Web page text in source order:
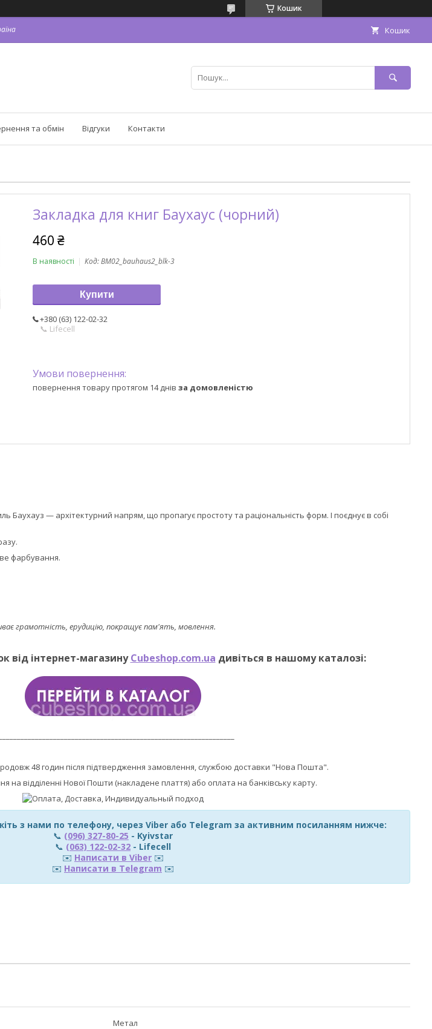
Кошик
Кошик
та обмін Відгуки Контакти
Закладка для книг Баухаус (чорний)
460 ₴
В наявності Код:BM02_bauhaus2_blk-3
Купити
+380 (63) 122-02-32
📞 Lifecell
повернення товару протягом 14 днів за домовленістю
Баухауз — архітектурний напрям, що пропагує простоту та раціональність форм. І поєднує в собі
фарбування.
грамотність, ерудицію, покращує пам'ять, мовлення.
від інтернет-магазинуCubeshop.com.ua дивіться в нашому каталозі:
48 годин після підтвердження замовлення, службою доставки "Нова Пошта".
на відділенні Нової Пошти (накладене плаття) або оплата на банківську карту.
з нами по телефону, через Viber або Telegram за активним посиланням нижче:
📞 (096) 327-80-25 - Kyivstar
📞 (063) 122-02-32 - Lifecell
✉️ Написати в Viber ✉️
✉️ Написати в Telegram ✉️
Метал